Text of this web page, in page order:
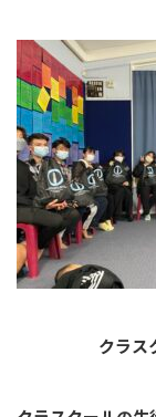
クラス